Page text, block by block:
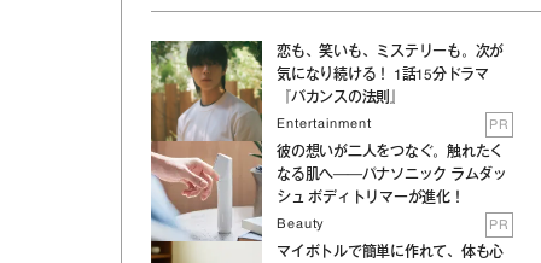
恋も、笑いも、ミステリーも。次が
気になり続ける！ 1話15分ドラマ
『バカンスの法則』
Entertainment PR
彼の想いが二人をつなぐ。触れたく
なる肌へ──パナソニック ラムダッ
シュ ボディトリマーが進化！
Beauty PR
マイボトルで簡単に作れて、体も心